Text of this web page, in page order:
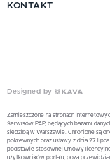
KONTAKT
Designed by
Zamieszczone na stronach
Serwisów PAP, będących bazami
siedzibą w Warszawie. Chronione są
pokrewnych oraz ustawy z dnia 27
podstawie stosownej umowy
użytkowników portalu, poza